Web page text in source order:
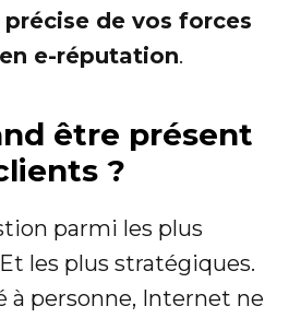
de vos forces
e-réputation.
être présent
?
parmi les plus
les plus stratégiques.
à personne, Internet ne